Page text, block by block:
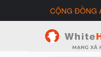
CỘNG ĐỒNG